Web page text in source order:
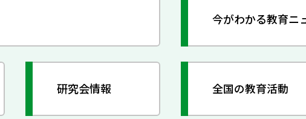
今がわかる教育ニ
研究会情報 全国の教育活動